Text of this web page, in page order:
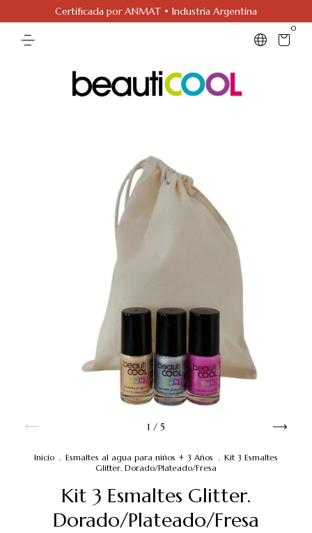
Certificada por ANMAT • Industria Argentina
0
1 / 5
Inicio . Esmaltes al agua para niños + 3 Años . Kit 3 Esmaltes
Glitter. Dorado/Plateado/Fresa
Kit 3 Esmaltes Glitter.
Dorado/Plateado/Fresa